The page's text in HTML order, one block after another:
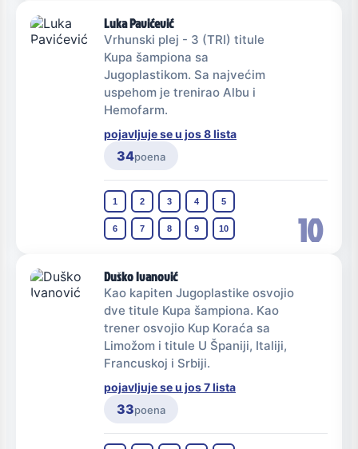
10
Luka Pavićević
Vrhunski plej - 3 (TRI) titule
Kupa šampiona sa
Jugoplastikom. Sa najvećim
uspehom je trenirao Albu i
Hemofarm.
pojavljuje se u jos 8 lista
34poena
1 2 3 4 5
6 7 8 9 10
Duško Ivanović
Kao kapiten Jugoplastike osvojio
dve titule Kupa šampiona. Kao
trener osvojio Kup Koraća sa
Limožom i titule U Španiji, Italiji,
Francuskoj i Srbiji.
pojavljuje se u jos 7 lista
33poena